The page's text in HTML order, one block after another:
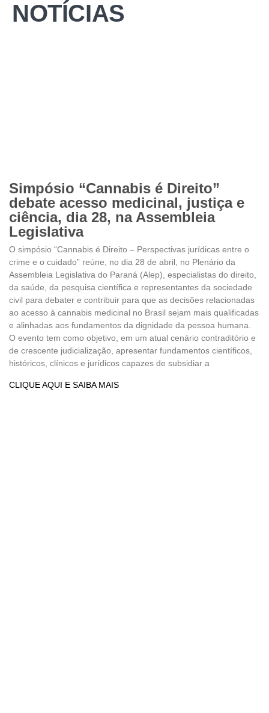
NOTÍCIAS
Simpósio “Cannabis é Direito”
debate acesso medicinal, justiça e
ciência, dia 28, na Assembleia
Legislativa
O simpósio “Cannabis é Direito – Perspectivas jurídicas entre o
crime e o cuidado” reúne, no dia 28 de abril, no Plenário da
Assembleia Legislativa do Paraná (Alep), especialistas do direito,
da saúde, da pesquisa científica e representantes da sociedade
civil para debater e contribuir para que as decisões relacionadas
ao acesso à cannabis medicinal no Brasil sejam mais qualificadas
e alinhadas aos fundamentos da dignidade da pessoa humana.
O evento tem como objetivo, em um atual cenário contraditório e
de crescente judicialização, apresentar fundamentos científicos,
históricos, clínicos e jurídicos capazes de subsidiar a
CLIQUE AQUI E SAIBA MAIS